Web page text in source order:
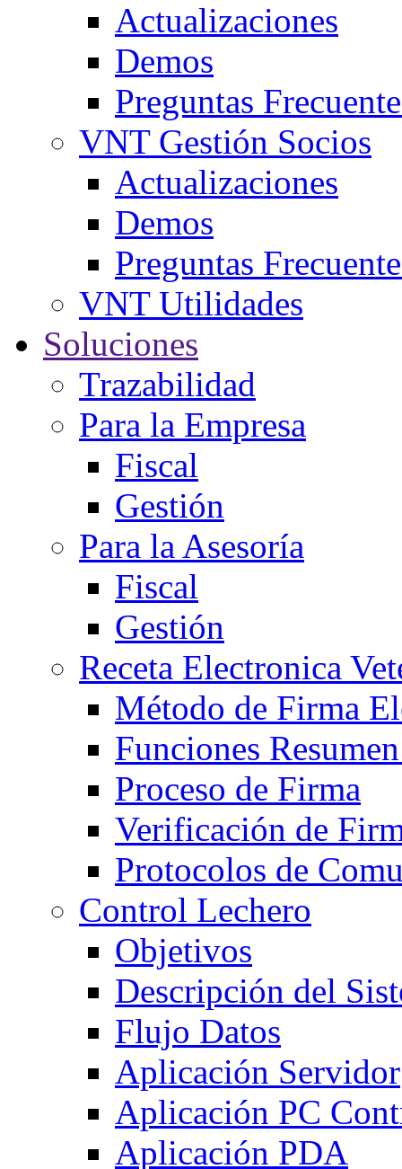
Actualizaciones
Demos
Preguntas
VNT Gestión Socios
Actualizaciones
Demos
Preguntas
VNT Utilidades
Soluciones
Trazabilidad
Para la Empresa
Fiscal
Gestión
Para la Asesoría
Fiscal
Gestión
Receta Electronica
Método de Firma
Funciones
Proceso de Firma
Verificación de
Protocolos de
Control Lechero
Objetivos
Descripción del
Flujo Datos
Aplicación Servidor
Aplicación PC
Aplicación PDA